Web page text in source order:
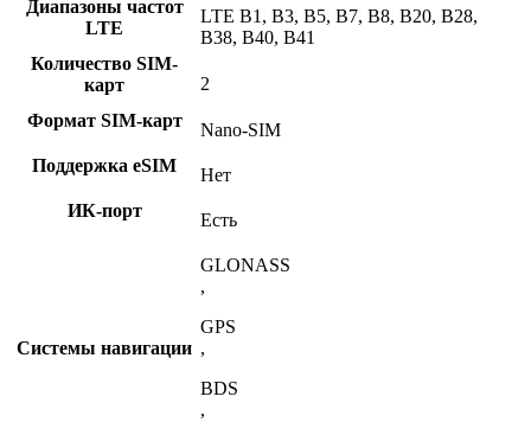
Диапазоны частот
LTE
LTE B1, B3, B5, B7, B8, B20, B28,
B38, B40, B41
Количество SIM-
карт
2
Формат SIM-карт
Nano-SIM
Поддержка eSIM
Нет
ИК-порт
Есть
Системы навигации
GLONASS
,
GPS
,
BDS
,